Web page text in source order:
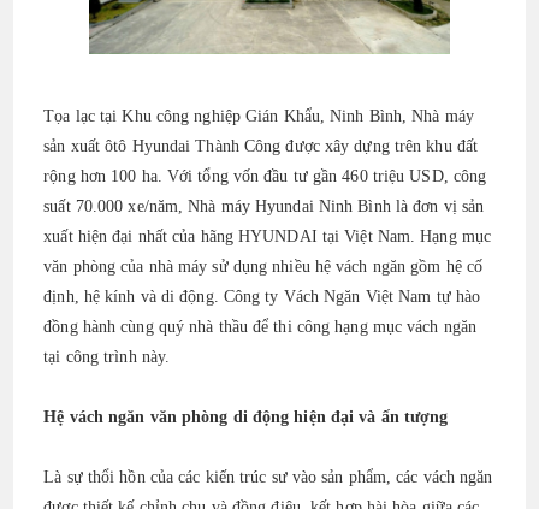
Tọa lạc tại Khu công nghiệp Gián Khẩu, Ninh Bình, Nhà máy
sản xuất ôtô Hyundai Thành Công được xây dựng trên khu đất
rộng hơn 100 ha. Với tổng vốn đầu tư gần 460 triệu USD, công
suất 70.000 xe/năm, Nhà máy Hyundai Ninh Bình là đơn vị sản
xuất hiện đại nhất của hãng HYUNDAI tại Việt Nam. Hạng mục
văn phòng của nhà máy sử dụng nhiều hệ vách ngăn gồm hệ cố
định, hệ kính và di động. Công ty Vách Ngăn Việt Nam tự hào
đồng hành cùng quý nhà thầu để thi công hạng mục vách ngăn
tại công trình này.
Hệ vách ngăn văn phòng di động hiện đại và ấn tượng
Là sự thổi hồn của các kiến trúc sư vào sản phẩm, các vách ngăn